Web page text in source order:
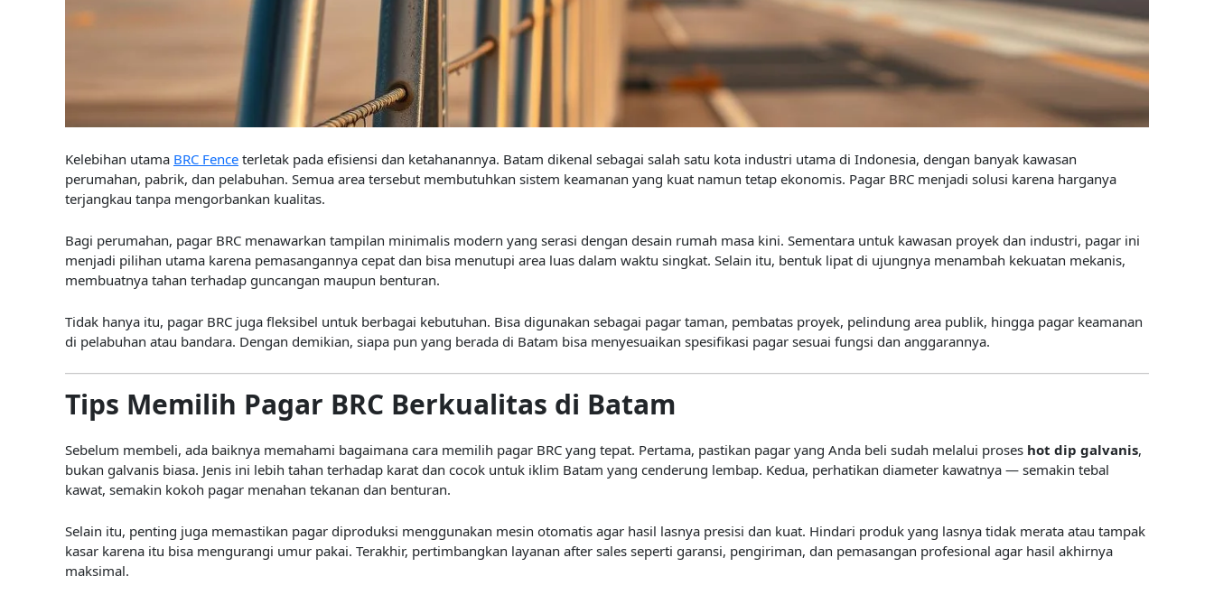
Kelebihan utama BRC Fence terletak pada efisiensi dan ketahanannya. Batam dikenal sebagai salah satu kota industri utama di Indonesia, dengan banyak kawasan
perumahan, pabrik, dan pelabuhan. Semua area tersebut membutuhkan sistem keamanan yang kuat namun tetap ekonomis. Pagar BRC menjadi solusi karena harganya
terjangkau tanpa mengorbankan kualitas.
Bagi perumahan, pagar BRC menawarkan tampilan minimalis modern yang serasi dengan desain rumah masa kini. Sementara untuk kawasan proyek dan industri, pagar ini
menjadi pilihan utama karena pemasangannya cepat dan bisa menutupi area luas dalam waktu singkat. Selain itu, bentuk lipat di ujungnya menambah kekuatan mekanis,
membuatnya tahan terhadap guncangan maupun benturan.
Tidak hanya itu, pagar BRC juga fleksibel untuk berbagai kebutuhan. Bisa digunakan sebagai pagar taman, pembatas proyek, pelindung area publik, hingga pagar keamanan
di pelabuhan atau bandara. Dengan demikian, siapa pun yang berada di Batam bisa menyesuaikan spesifikasi pagar sesuai fungsi dan anggarannya.
Tips Memilih Pagar BRC Berkualitas di Batam
Sebelum membeli, ada baiknya memahami bagaimana cara memilih pagar BRC yang tepat. Pertama, pastikan pagar yang Anda beli sudah melalui proses hot dip galvanis,
bukan galvanis biasa. Jenis ini lebih tahan terhadap karat dan cocok untuk iklim Batam yang cenderung lembap. Kedua, perhatikan diameter kawatnya — semakin tebal
kawat, semakin kokoh pagar menahan tekanan dan benturan.
Selain itu, penting juga memastikan pagar diproduksi menggunakan mesin otomatis agar hasil lasnya presisi dan kuat. Hindari produk yang lasnya tidak merata atau tampak
kasar karena itu bisa mengurangi umur pakai. Terakhir, pertimbangkan layanan after sales seperti garansi, pengiriman, dan pemasangan profesional agar hasil akhirnya
maksimal.